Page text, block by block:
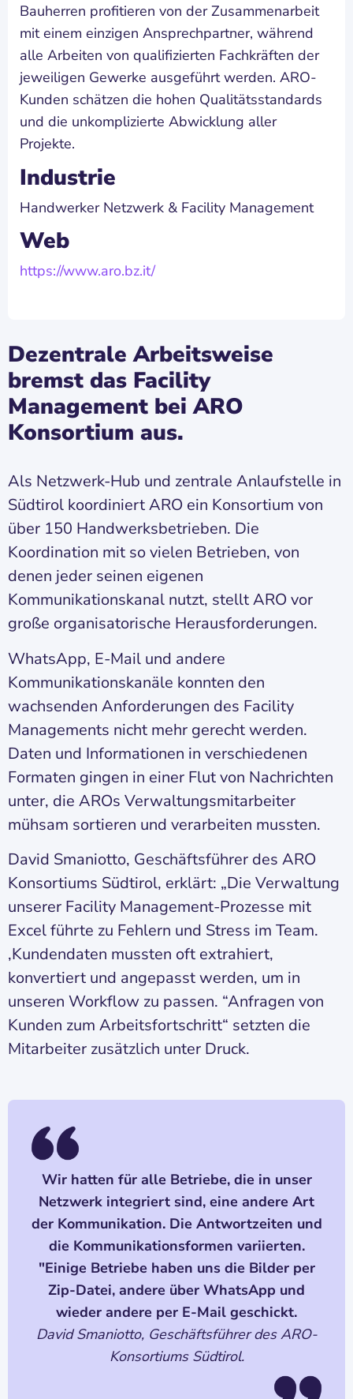
Bauherren profitieren von der Zusammenarbeit
mit einem einzigen Ansprechpartner, während
alle Arbeiten von qualifizierten Fachkräften der
jeweiligen Gewerke ausgeführt werden. ARO-
Kunden schätzen die hohen Qualitätsstandards
und die unkomplizierte Abwicklung aller
Projekte.
Industrie
Handwerker Netzwerk & Facility Management
Web
https://www.aro.bz.it/
Dezentrale Arbeitsweise
bremst das Facility
Management bei ARO
Konsortium aus.
Als Netzwerk-Hub und zentrale Anlaufstelle in
Südtirol koordiniert ARO ein Konsortium von
über 150 Handwerksbetrieben. Die
Koordination mit so vielen Betrieben, von
denen jeder seinen eigenen
Kommunikationskanal nutzt, stellt ARO vor
große organisatorische Herausforderungen.
WhatsApp, E-Mail und andere
Kommunikationskanäle konnten den
wachsenden Anforderungen des Facility
Managements nicht mehr gerecht werden.
Daten und Informationen in verschiedenen
Formaten gingen in einer Flut von Nachrichten
unter, die AROs Verwaltungsmitarbeiter
mühsam sortieren und verarbeiten mussten.
David Smaniotto, Geschäftsführer des ARO
Konsortiums Südtirol, erklärt: „Die Verwaltung
unserer Facility Management-Prozesse mit
Excel führte zu Fehlern und Stress im Team.
‚Kundendaten mussten oft extrahiert,
konvertiert und angepasst werden, um in
unseren Workflow zu passen. “Anfragen von
Kunden zum Arbeitsfortschritt“ setzten die
Mitarbeiter zusätzlich unter Druck.
Wir hatten für alle Betriebe, die in unser
Netzwerk integriert sind, eine andere Art
der Kommunikation. Die Antwortzeiten und
die Kommunikationsformen variierten.
"Einige Betriebe haben uns die Bilder per
Zip-Datei, andere über WhatsApp und
wieder andere per E-Mail geschickt.
David Smaniotto, Geschäftsführer des ARO-
Konsortiums Südtirol.